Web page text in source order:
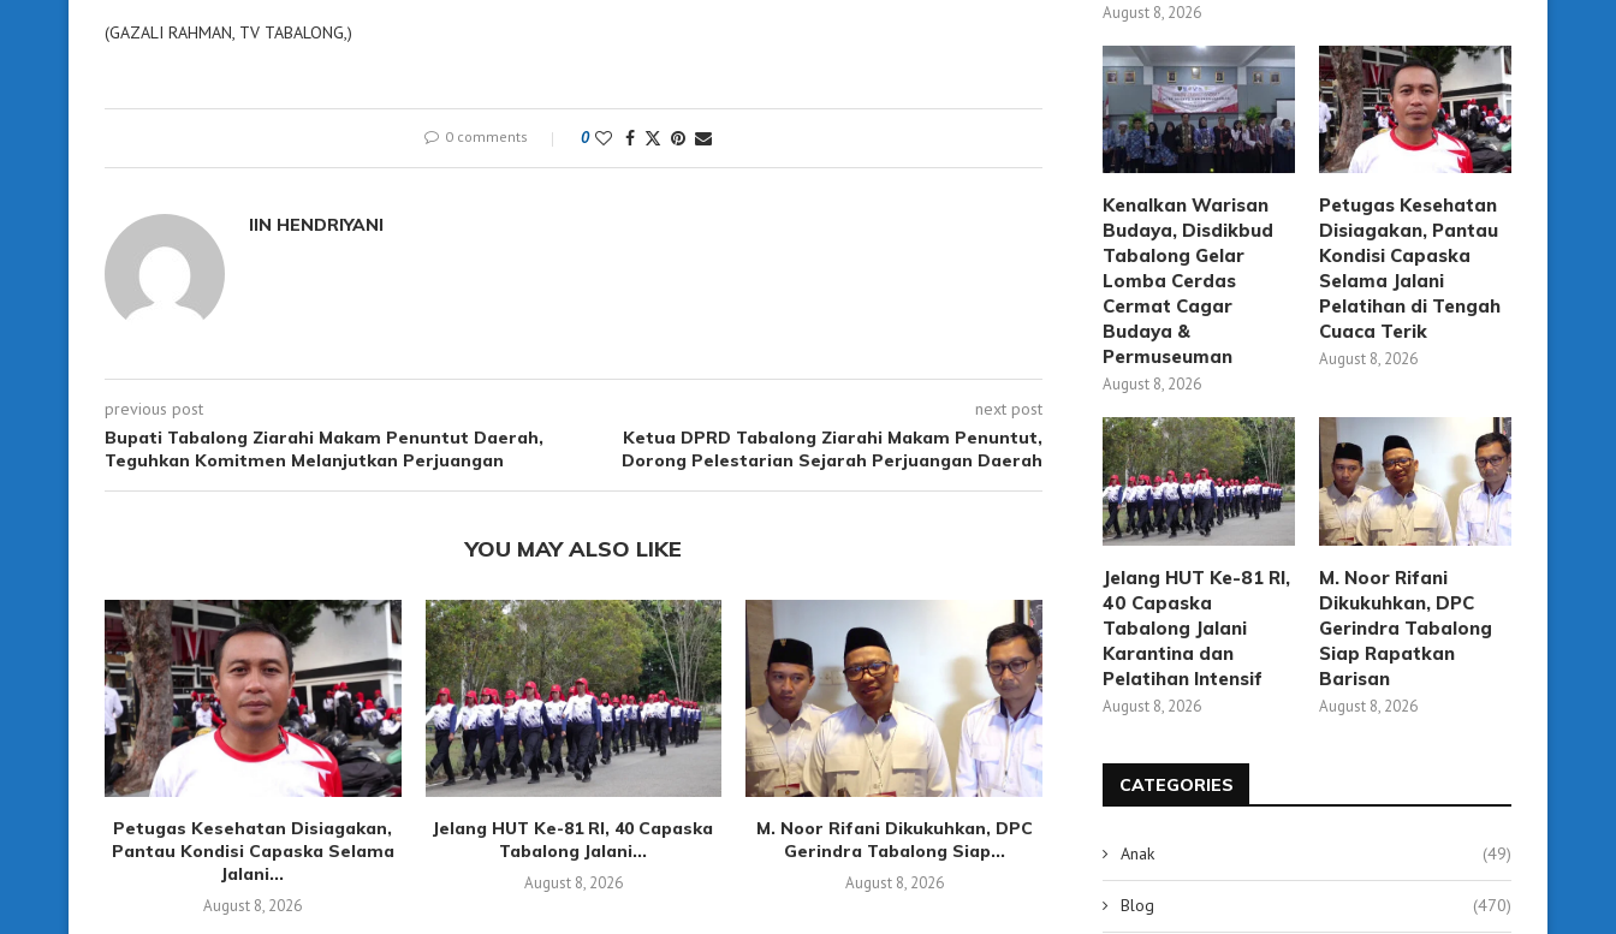
(GAZALI RAHMAN, TV TABALONG,)
0 comments 0
IIN HENDRIYANI
previous post
Bupati Tabalong Ziarahi Makam Penuntut Daerah,
Teguhkan Komitmen Melanjutkan Perjuangan
next post
Ketua DPRD Tabalong Ziarahi Makam Penuntut,
Dorong Pelestarian Sejarah Perjuangan Daerah
YOU MAY ALSO LIKE
Petugas Kesehatan Disiagakan,
Pantau Kondisi Capaska Selama
Jalani...
August 8, 2026
Jelang HUT Ke-81 RI, 40 Capaska
Tabalong Jalani...
August 8, 2026
M. Noor Rifani Dikukuhkan, DPC
Gerindra Tabalong Siap...
August 8, 2026
Kalsel, Wabup Dorong...
August 5, 2026
Resmi Terbentuk,
August 5, 2026
August 8, 2026
Kenalkan Warisan
Budaya, Disdikbud
Tabalong Gelar
Lomba Cerdas
Cermat Cagar
Budaya &
Permuseuman
August 8, 2026
Petugas Kesehatan
Disiagakan, Pantau
Kondisi Capaska
Selama Jalani
Pelatihan di Tengah
Cuaca Terik
August 8, 2026
Jelang HUT Ke-81 RI,
40 Capaska
Tabalong Jalani
Karantina dan
Pelatihan Intensif
August 8, 2026
M. Noor Rifani
Dikukuhkan, DPC
Gerindra Tabalong
Siap Rapatkan
Barisan
August 8, 2026
CATEGORIES
Anak (49)
Blog (470)